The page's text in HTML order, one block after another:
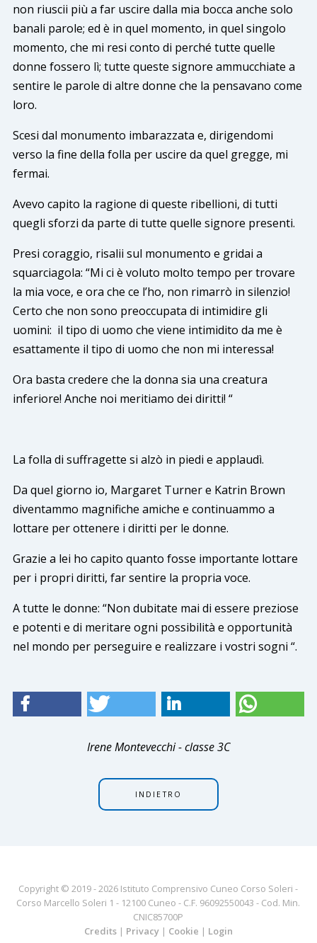
non riuscii più a far uscire dalla mia bocca anche solo
banali parole; ed è in quel momento, in quel singolo
momento, che mi resi conto di perché tutte quelle
donne fossero lì; tutte queste signore ammucchiate a
sentire le parole di altre donne che la pensavano come
loro.
Scesi dal monumento imbarazzata e, dirigendomi
verso la fine della folla per uscire da quel gregge, mi
fermai.
Avevo capito la ragione di queste ribellioni, di tutti
quegli sforzi da parte di tutte quelle signore presenti.
Presi coraggio, risalii sul monumento e gridai a
squarciagola: “Mi ci è voluto molto tempo per trovare
la mia voce, e ora che ce l’ho, non rimarrò in silenzio!
Certo che non sono preoccupata di intimidire gli
uomini: il tipo di uomo che viene intimidito da me è
esattamente il tipo di uomo che non mi interessa!
Ora basta credere che la donna sia una creatura
inferiore! Anche noi meritiamo dei diritti! “
La folla di suffragette si alzò in piedi e applaudì.
Da quel giorno io, Margaret Turner e Katrin Brown
diventammo magnifiche amiche e continuammo a
lottare per ottenere i diritti per le donne.
Grazie a lei ho capito quanto fosse importante lottare
per i propri diritti, far sentire la propria voce.
A tutte le donne: “Non dubitate mai di essere preziose
e potenti e di meritare ogni possibilità e opportunità
nel mondo per perseguire e realizzare i vostri sogni “.
Irene Montevecchi - classe 3C
INDIETRO
Copyright © 2019 - 2026 Istituto Comprensivo Cuneo Corso Soleri -
Corso Marcello Soleri 1 - 12100 Cuneo - C.F. 96092550043 - Cod. Min.
CNIC85700P
Credits| Privacy| Cookie | Login